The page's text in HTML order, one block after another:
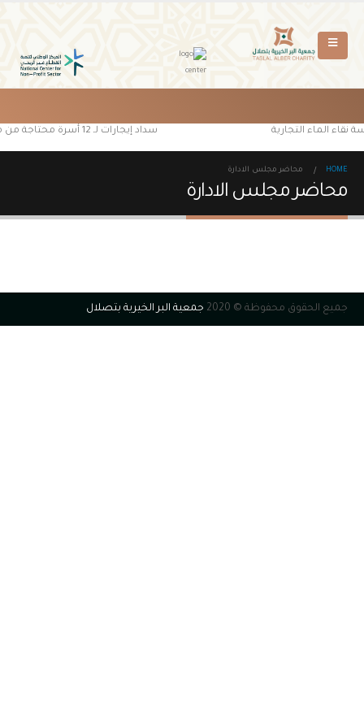
سداد إيجارات لـ 12 أسرة محتاجة من مستفيدي جمعية البر الخيرية بتصلال الماء التجارية
HOME محاضر مجلس الادارة
محاضر مجلس الادارة
جميع الحقوق محفوظة © 2020 جمعية البر الخيرية بتصلال